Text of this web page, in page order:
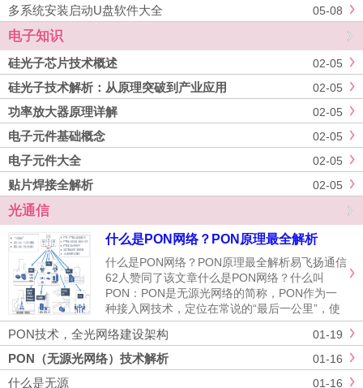
05-08
多系统安装启动U盘软件大全
电子知识
02-05
硅光子芯片技术概述
02-05
硅光子技术解析：从原理突破到产业应用
02-05
功率放大器原理详解
02-05
电子元件基础概念
02-05
电子元件大全
02-05
贴片焊接全解析
光通信
什么是PON网络？PON原理最全解析
什么是PON网络？PON原理最全解析易飞扬通信
62人赞同了该文章什么是PON网络？什么叫
PON：PON是无源光网络的简称，PON作为一
种接入网技术，定位在常说的“最后一公里”，使
用广泛。系统常由OLT、ODN、ONU等部分构
成。什么是FTTX：FTTX是fibertotheX的简称，
是接入网中光纤通信网络的统称，X代表...
01-19
PON技术，全光网络建设架构
01-16
PON（无源光网络）技术解析
01-16
什么是无源